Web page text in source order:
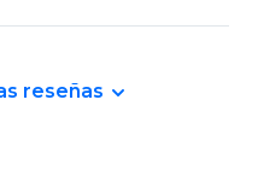
reseñas